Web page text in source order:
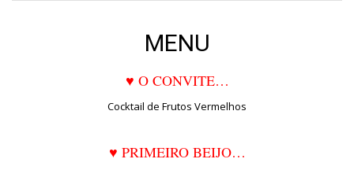
MENU
♥ O CONVITE…
Cocktail de Frutos Vermelhos
♥ PRIMEIRO BEIJO…